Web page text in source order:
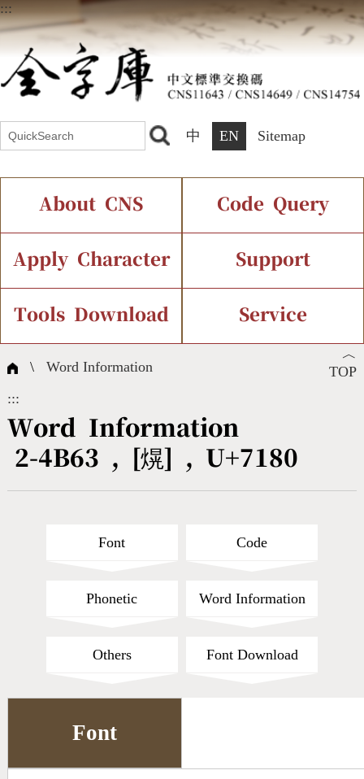
:::
中 EN Sitemap
About CNS
Introduction Current Status
Chinese Code Status
Terms
International Org.
Code Query
IDS Query
Components Query
Composite Query
Bopomofo Query
Cang-Jie Query
CNS Query
Apply Character
Application Process
Support
Font Instant Display
Character Creation
CNS Authorization
Tools Download
Character Create Tools
Fonts Download
Service
FAQ
Satisfaction Survey
︿
TOP
\Word Information
:::
Word Information
2-4B63 , [熀] , U+7180
Font Code
Phonetic Word Information
Others Font Download
Font